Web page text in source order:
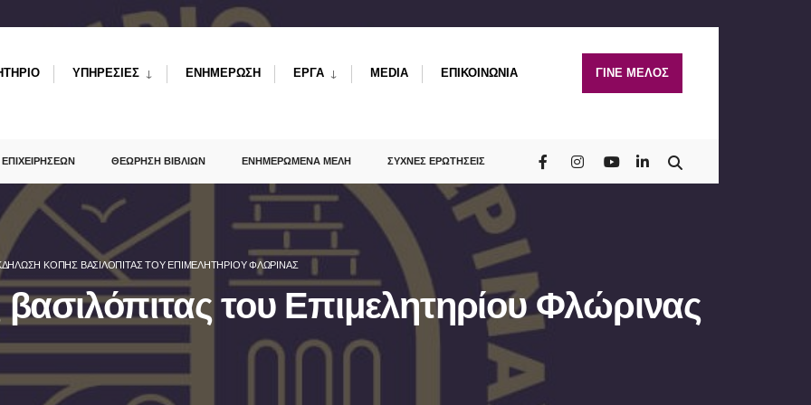
ΥΠΗΡΕΣΙΕΣ ΕΝΗΜΕΡΩΣΗ ΕΡΓΑ MEDIA ΕΠΙΚΟΙΝΩΝΙΑ ΓΙΝΕ ΜΕΛΟΣ
ΘΕΩΡΗΣΗ ΒΙΒΛΙΩΝ ΕΝΗΜΕΡΩΜΕΝΑ ΜΕΛΗ ΣΥΧΝΕΣ ΕΡΩΤΗΣΕΙΣ
ΚΟΠΉΣ ΒΑΣΙΛΌΠΙΤΑΣ ΤΟΥ ΕΠΙΜΕΛΗΤΗΡΊΟΥ ΦΛΏΡΙΝΑΣ
του Επιμελητηρίου Φλώρινας